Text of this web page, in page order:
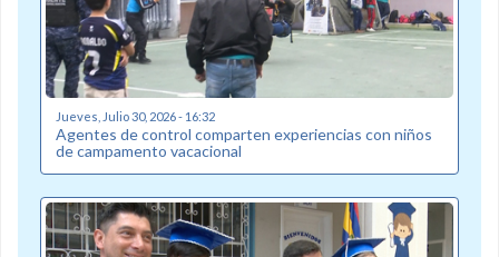
Jueves, Julio 30, 2026 - 16:32
Agentes de control comparten experiencias con niños
de campamento vacacional